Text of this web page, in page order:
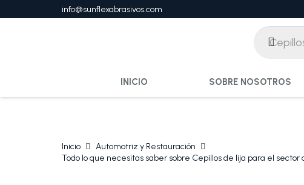
info@sunflexabrasivos.com
INICIO SOBRE NOSOTROS
Inicio
Automotriz y Restauración
Todo lo que necesitas saber sobre Cepillos de lija para el